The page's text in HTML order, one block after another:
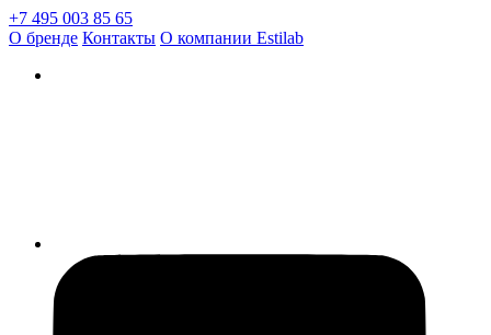
+7 495 003 85 65
О бренде Контакты О компании Estilab